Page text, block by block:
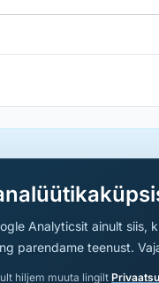
sul leida parimad
iga päev
Analyticsit ainult siis,
parendame teenust.
hiljem muuta lingilt